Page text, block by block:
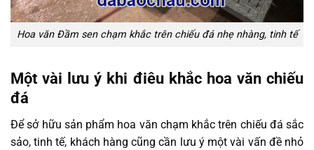
Hoa văn Đầm sen chạm khắc trên chiếu đá nhẹ nhàng, tinh tế
Một vài lưu ý khi điêu khắc hoa văn chiếu
đá
Để sở hữu sản phẩm hoa văn chạm khắc trên chiếu đá sắc
sảo, tinh tế, khách hàng cũng cần lưu ý một vài vấn đề nhỏ